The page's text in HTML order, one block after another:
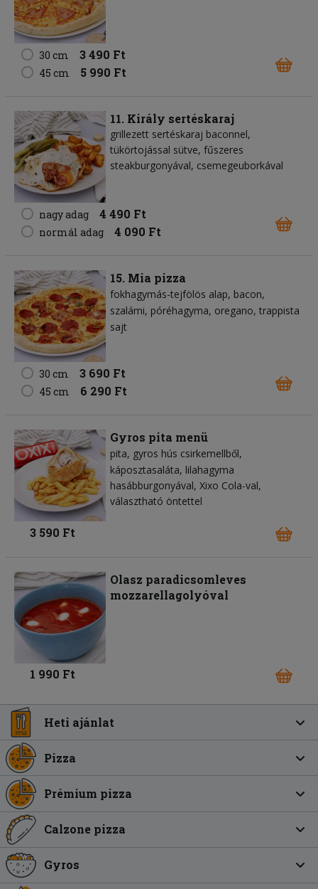
30 cm 3 490 Ft
45 cm 5 990 Ft
11. Király sertéskaraj
grillezett sertéskaraj baconnel,
tükörtojással sütve, fűszeres
steakburgonyával, csemegeuborkával
nagy adag 4 490 Ft
normál adag 4 090 Ft
15. Mia pizza
fokhagymás-tejfölös alap bacon
szalámi póréhagyma oregano trappista
sajt
30 cm 3 690 Ft
45 cm 6 290 Ft
Gyros pita menü
pita gyros hús csirkemellből
káposztasaláta lilahagyma
hasábburgonyával, Xixo Cola-val,
választható öntettel
3 590 Ft
Olasz paradicsomleves
mozzarellagolyóval
1 990 Ft
Heti ajánlat
Pizza
Prémium pizza
Calzone pizza
Gyros